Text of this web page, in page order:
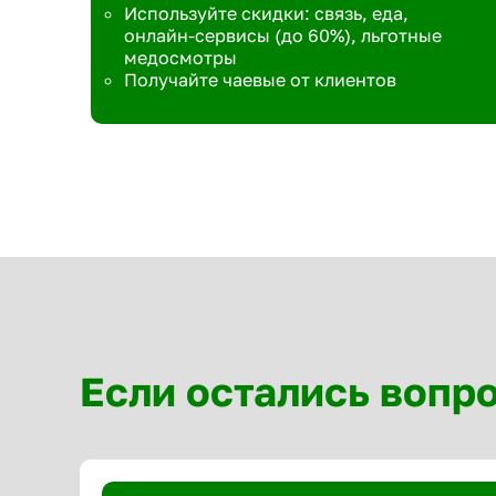
Используйте скидки: связь, еда,
онлайн-сервисы (до 60%), льготные
медосмотры
Получайте чаевые от клиентов
Если остались